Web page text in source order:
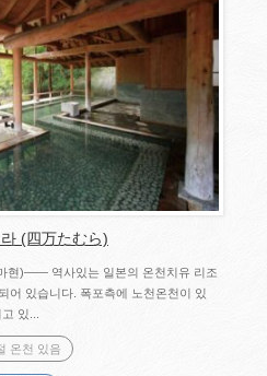
(四万たむら)
현)―― 역사있는 일본의 온천치유 리조
어 있습니다. 폭포측에 노천온천이 있
있...
온천 있음